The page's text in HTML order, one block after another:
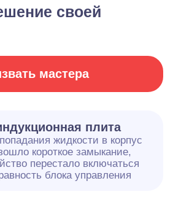
своей
мастера
плита
жидкости в корпус
короткое замыкание,
перестало включаться
блока управления